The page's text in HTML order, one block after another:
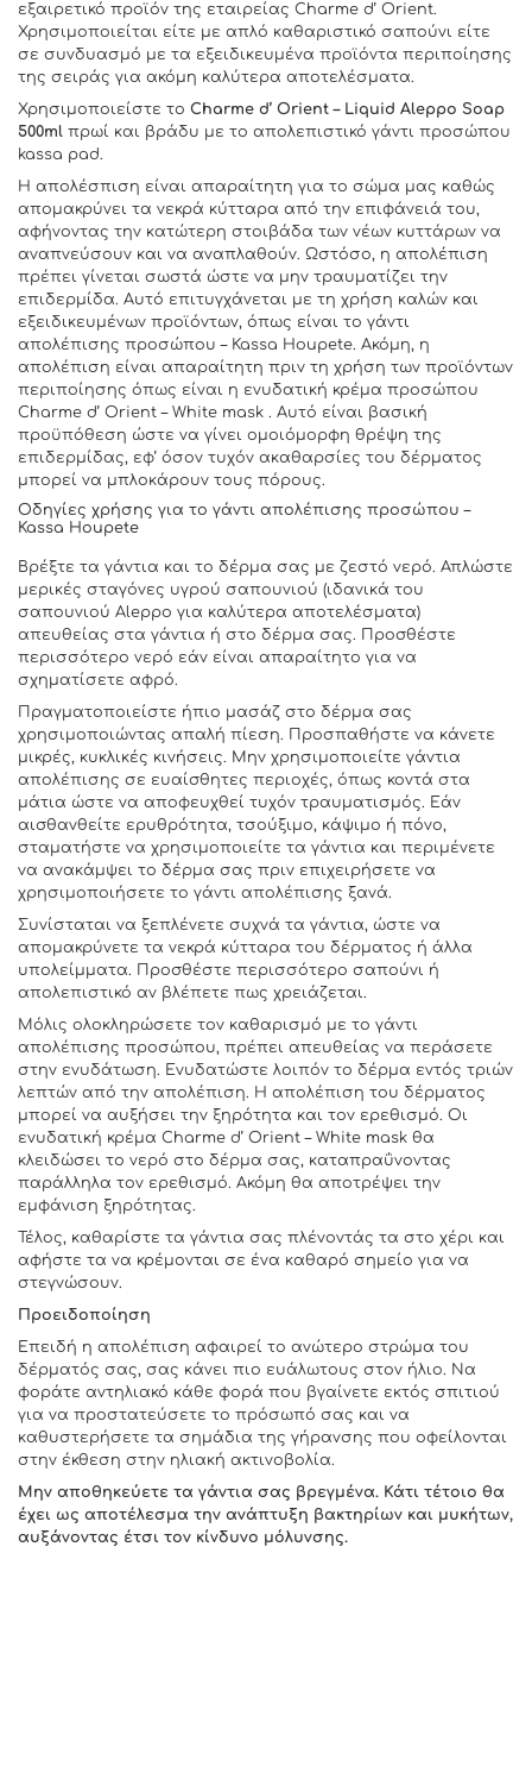
εξαιρετικό προϊόν της εταιρείας Charme d’ Orient.
Χρησιμοποιείται είτε με απλό καθαριστικό σαπούνι είτε
σε συνδυασμό με τα εξειδικευμένα προϊόντα περιποίησης
της σειράς για ακόμη καλύτερα αποτελέσματα.
Χρησιμοποιείστε το Charme d’ Orient – Liquid Aleppo Soap
500ml πρωί και βράδυ με το απολεπιστικό γάντι προσώπου
kassa pad.
Η απολέσπιση είναι απαραίτητη για το σώμα μας καθώς
απομακρύνει τα νεκρά κύτταρα από την επιφάνειά του,
αφήνοντας την κατώτερη στοιβάδα των νέων κυττάρων να
αναπνεύσουν και να αναπλαθούν. Ωστόσο, η απολέπιση
πρέπει γίνεται σωστά ώστε να μην τραυματίζει την
επιδερμίδα. Αυτό επιτυγχάνεται με τη χρήση καλών και
εξειδικευμένων προϊόντων, όπως είναι το γάντι
απολέπισης προσώπου – Kassa Houpete. Ακόμη, η
απολέπιση είναι απαραίτητη πριν τη χρήση των προϊόντων
περιποίησης όπως είναι η ενυδατική κρέμα προσώπου
Charme d’ Orient – White mask . Αυτό είναι βασική
προϋπόθεση ώστε να γίνει ομοιόμορφη θρέψη της
επιδερμίδας, εφ’ όσον τυχόν ακαθαρσίες του δέρματος
μπορεί να μπλοκάρουν τους πόρους.
Οδηγίες χρήσης για το γάντι απολέπισης προσώπου –
Kassa Houpete
Βρέξτε τα γάντια και το δέρμα σας με ζεστό νερό. Απλώστε
μερικές σταγόνες υγρού σαπουνιού (ιδανικά του
σαπουνιού Aleppo για καλύτερα αποτελέσματα)
απευθείας στα γάντια ή στο δέρμα σας. Προσθέστε
περισσότερο νερό εάν είναι απαραίτητο για να
σχηματίσετε αφρό.
Πραγματοποιείστε ήπιο μασάζ στο δέρμα σας
χρησιμοποιώντας απαλή πίεση. Προσπαθήστε να κάνετε
μικρές, κυκλικές κινήσεις. Μην χρησιμοποιείτε γάντια
απολέπισης σε ευαίσθητες περιοχές, όπως κοντά στα
μάτια ώστε να αποφευχθεί τυχόν τραυματισμός. Εάν
αισθανθείτε ερυθρότητα, τσούξιμο, κάψιμο ή πόνο,
σταματήστε να χρησιμοποιείτε τα γάντια και περιμένετε
να ανακάμψει το δέρμα σας πριν επιχειρήσετε να
χρησιμοποιήσετε το γάντι απολέπισης ξανά.
Συνίσταται να ξεπλένετε συχνά τα γάντια, ώστε να
απομακρύνετε τα νεκρά κύτταρα του δέρματος ή άλλα
υπολείμματα. Προσθέστε περισσότερο σαπούνι ή
απολεπιστικό αν βλέπετε πως χρειάζεται.
Μόλις ολοκληρώσετε τον καθαρισμό με το γάντι
απολέπισης προσώπου, πρέπει απευθείας να περάσετε
στην ενυδάτωση. Ενυδατώστε λοιπόν το δέρμα εντός τριών
λεπτών από την απολέπιση. Η απολέπιση του δέρματος
μπορεί να αυξήσει την ξηρότητα και τον ερεθισμό. Οι
ενυδατική κρέμα Charme d’ Orient – White mask θα
κλειδώσει το νερό στο δέρμα σας, καταπραΰνοντας
παράλληλα τον ερεθισμό. Ακόμη θα αποτρέψει την
εμφάνιση ξηρότητας.
Τέλος, καθαρίστε τα γάντια σας πλένοντάς τα στο χέρι και
αφήστε τα να κρέμονται σε ένα καθαρό σημείο για να
στεγνώσουν.
Προειδοποίηση
Επειδή η απολέπιση αφαιρεί το ανώτερο στρώμα του
δέρματός σας, σας κάνει πιο ευάλωτους στον ήλιο. Να
φοράτε αντηλιακό κάθε φορά που βγαίνετε εκτός σπιτιού
για να προστατεύσετε το πρόσωπό σας και να
καθυστερήσετε τα σημάδια της γήρανσης που οφείλονται
στην έκθεση στην ηλιακή ακτινοβολία.
Μην αποθηκεύετε τα γάντια σας βρεγμένα. Κάτι τέτοιο θα
έχει ως αποτέλεσμα την ανάπτυξη βακτηρίων και μυκήτων,
αυξάνοντας έτσι τον κίνδυνο μόλυνσης.